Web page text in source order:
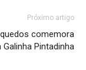
Próximo artigo
comemora
Pintadinha